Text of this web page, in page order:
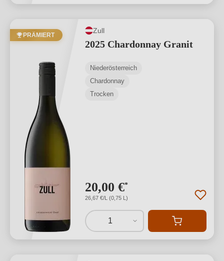
PRÄMIERT
Zull
2025 Chardonnay Granit
Niederösterreich
Chardonnay
Trocken
20,00 €*
26,67 €/L (0,75 L)
1